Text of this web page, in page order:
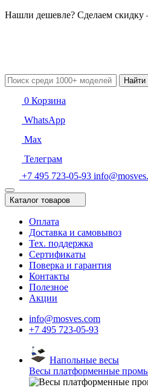
Нашли дешевле? Сделаем
Найти
0 Корзина
WhatsApp
Max
Телеграм
+7 495 723-05-93
Каталог товаров
Оплата
Доставка и самовывоз
Тех. поддержка
Сертификаты
Поверка и гарантия
Контакты
Полезное
Акции
info@mosves.com
+7 495 723-05-93
Напольные весы
Весы платформенные